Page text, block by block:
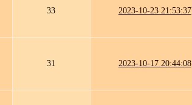
33 2023-10-23 21:53:37
31 2023-10-17 20:44:08